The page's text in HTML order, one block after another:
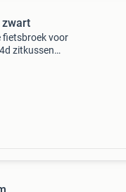
S zwart
fietsbroek voor
zitkussen